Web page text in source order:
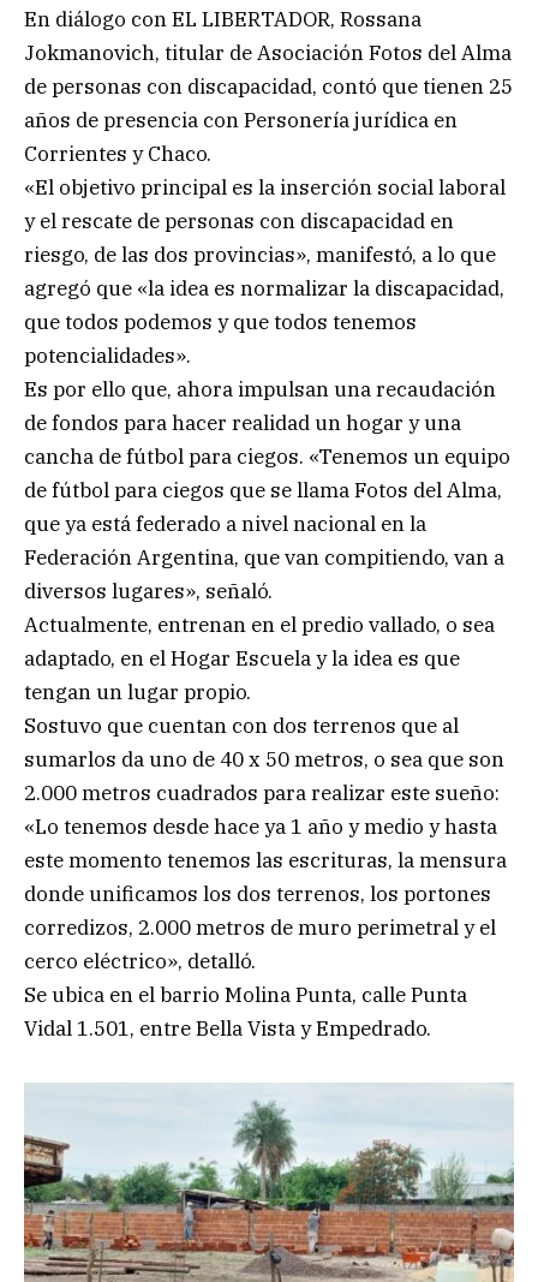
En diálogo con EL LIBERTADOR, Rossana
Jokmanovich, titular de Asociación Fotos del Alma
de personas con discapacidad, contó que tienen 25
años de presencia con Personería jurídica en
Corrientes y Chaco.
«El objetivo principal es la inserción social laboral
y el rescate de personas con discapacidad en
riesgo, de las dos provincias», manifestó, a lo que
agregó que «la idea es normalizar la discapacidad,
que todos podemos y que todos tenemos
potencialidades».
Es por ello que, ahora impulsan una recaudación
de fondos para hacer realidad un hogar y una
cancha de fútbol para ciegos. «Tenemos un equipo
de fútbol para ciegos que se llama Fotos del Alma,
que ya está federado a nivel nacional en la
Federación Argentina, que van compitiendo, van a
diversos lugares», señaló.
Actualmente, entrenan en el predio vallado, o sea
adaptado, en el Hogar Escuela y la idea es que
tengan un lugar propio.
Sostuvo que cuentan con dos terrenos que al
sumarlos da uno de 40 x 50 metros, o sea que son
2.000 metros cuadrados para realizar este sueño:
«Lo tenemos desde hace ya 1 año y medio y hasta
este momento tenemos las escrituras, la mensura
donde unificamos los dos terrenos, los portones
corredizos, 2.000 metros de muro perimetral y el
cerco eléctrico», detalló.
Se ubica en el barrio Molina Punta, calle Punta
Vidal 1.501, entre Bella Vista y Empedrado.